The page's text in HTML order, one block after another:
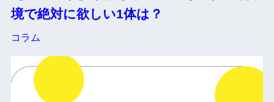
境で絶対に欲しい1体は？
コラム